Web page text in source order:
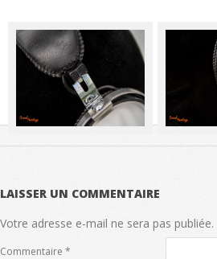
LAISSER UN COMMENTAIRE
Votre adresse e-mail ne sera pas publiée.
Commentaire *